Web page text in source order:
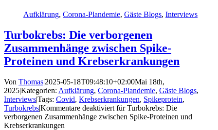
Aufklärung, Corona-Plandemie, Gäste Blogs, Interviews
Turbokrebs: Die verborgenen
Zusammenhänge zwischen Spike-
Proteinen und Krebserkrankungen
Von Thomas|2025-05-18T09:48:10+02:00Mai 18th,
2025|Kategorien: Aufklärung, Corona-Plandemie, Gäste Blogs,
Interviews|Tags: Covid, Krebserkrankungen, Spikeprotein,
Turbokrebs|Kommentare deaktiviert für Turbokrebs: Die
verborgenen Zusammenhänge zwischen Spike-Proteinen und
Krebserkrankungen